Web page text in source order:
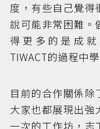
度，有些自己覺得
說可能非常困難。
得更多的是成
TIWACT的過程中
目前的合作關係除
大家也都展現出強
一次的工作坊，志